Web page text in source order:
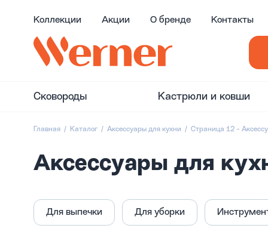
Коллекции Акции О бренде Контакты
Сковороды Кастрюли и ковши
Главная Каталог Аксессуары для кухни Страница 12 -
Аксессуары для
Для выпечки Для уборки